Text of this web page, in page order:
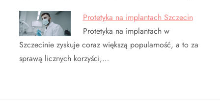
Protetyka na implantach Szczecin
Protetyka na implantach w
Szczecinie zyskuje coraz większą popularność, a to za
sprawą licznych korzyści,…